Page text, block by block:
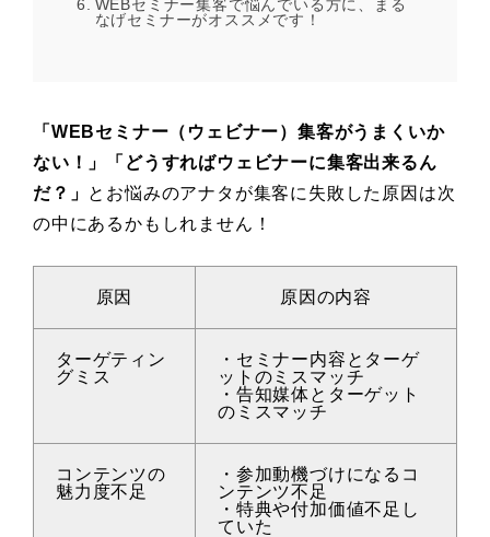
WEBセミナー集客で悩んでいる方に、まる
なげセミナーがオススメです！
「WEBセミナー（ウェビナー）集客がうまくいか
ない！」「どうすればウェビナーに集客出来るん
だ？」 とお悩みのアナタが集客に失敗した原因は次
の中にあるかもしれません！
原因 原因の内容
ターゲティン
グミス
・セミナー内容とターゲ
ットのミスマッチ
・告知媒体とターゲット
のミスマッチ
コンテンツの
魅力度不足
・参加動機づけになるコ
ンテンツ不足
・特典や付加価値不足し
ていた